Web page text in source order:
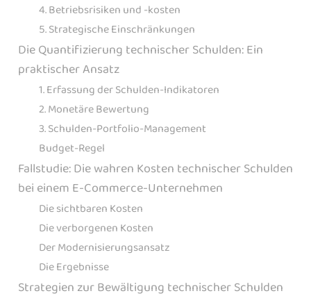
4. Betriebsrisiken und -kosten
5. Strategische Einschränkungen
Die Quantifizierung technischer Schulden: Ein
praktischer Ansatz
1. Erfassung der Schulden-Indikatoren
2. Monetäre Bewertung
3. Schulden-Portfolio-Management
Budget-Regel
Fallstudie: Die wahren Kosten technischer Schulden
bei einem E-Commerce-Unternehmen
Die sichtbaren Kosten
Die verborgenen Kosten
Der Modernisierungsansatz
Die Ergebnisse
Strategien zur Bewältigung technischer Schulden